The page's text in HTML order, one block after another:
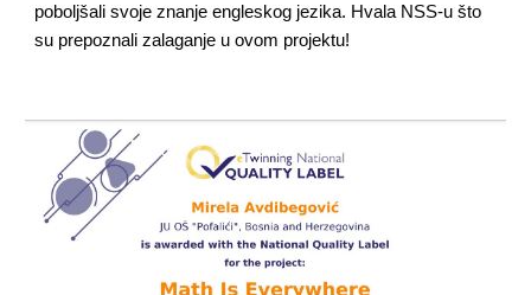
poboljšali svoje znanje engleskog jezika. Hvala NSS-u što
su prepoznali zalaganje u ovom projektu!